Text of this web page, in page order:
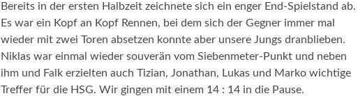
Bereits in der ersten Halbzeit zeichnete sich ein enger End-Spielstand ab.
Es war ein Kopf an Kopf Rennen, bei dem sich der Gegner immer mal
wieder mit zwei Toren absetzen konnte aber unsere Jungs dranblieben.
Niklas war einmal wieder souverän vom Siebenmeter-Punkt und neben
ihm und Falk erzielten auch Tizian, Jonathan, Lukas und Marko wichtige
Treffer für die HSG. Wir gingen mit einem 14 : 14 in die Pause.